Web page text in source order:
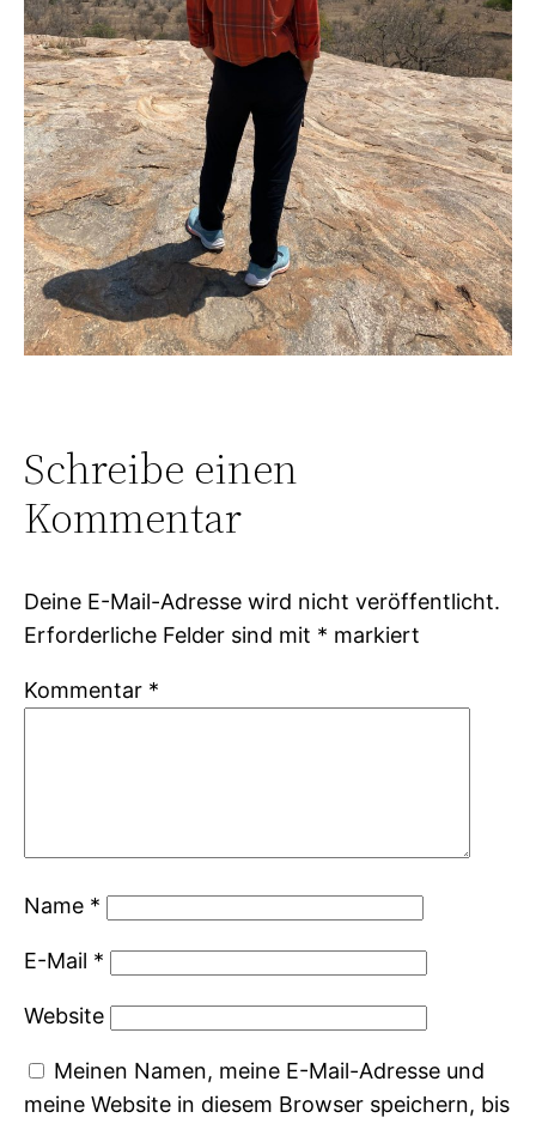
Schreibe einen
Kommentar
Deine E-Mail-Adresse wird nicht veröffentlicht.
Erforderliche Felder sind mit * markiert
Kommentar *
Name *
E-Mail *
Website
Meinen Namen, meine E-Mail-Adresse und
meine Website in diesem Browser speichern, bis